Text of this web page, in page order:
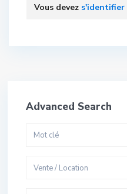
Vous devez s'identifier
Advanced Search
Vente / Location